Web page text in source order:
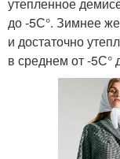
утепленное
до -5С°. Зимнее
и достаточно
в среднем от -5С°